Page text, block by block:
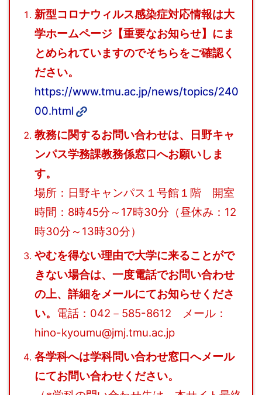
新型コロナウィルス感染症対応情報は大
学ホームページ【重要なお知らせ】にま
とめられていますのでそちらをご確認く
ださい。
https://www.tmu.ac.jp/news/topics/240
00.html
教務に関するお問い合わせは、日野キャ
ンパス学務課教務係窓口へお願いしま
す。
場所：日野キャンパス１号館１階 開室
時間：8時45分～17時30分（昼休み：12
時30分～13時30分）
やむを得ない理由で大学に来ることがで
きない場合は、一度電話でお問い合わせ
の上、詳細をメールにてお知らせくださ
い。
電話：042－585-8612 メール：
hino-kyoumu@jmj.tmu.ac.jp
各学科へは学科問い合わせ窓口へメール
にてお問い合わせください。